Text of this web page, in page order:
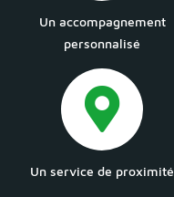
Un accompagnement
personnalisé
Un service de proximité